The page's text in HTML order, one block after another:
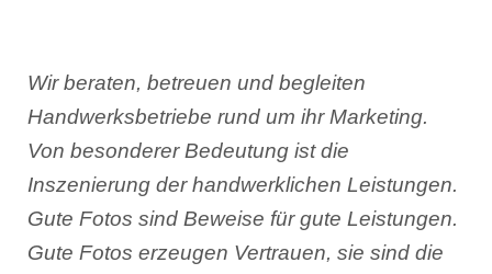
Wir beraten, betreuen und begleiten
Handwerksbetriebe rund um ihr Marketing.
Von besonderer Bedeutung ist die
Inszenierung der handwerklichen Leistungen.
Gute Fotos sind Beweise für gute Leistungen.
Gute Fotos erzeugen Vertrauen, sie sind die